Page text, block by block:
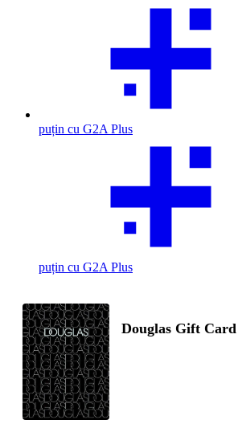
puțin cu G2A Plus
puțin cu G2A Plus
Douglas Gift Card